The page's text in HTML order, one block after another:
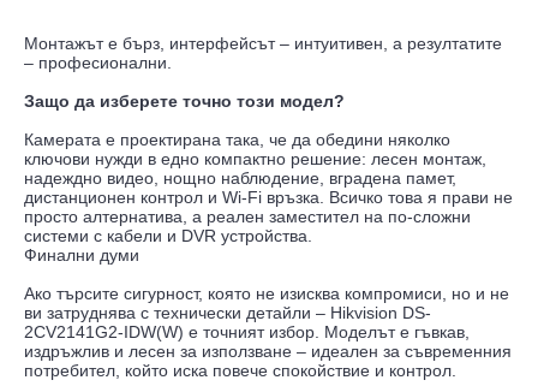
Монтажът е бърз, интерфейсът – интуитивен, а резултатите
– професионални.
Защо да изберете точно този модел?
Камерата е проектирана така, че да обедини няколко
ключови нужди в едно компактно решение: лесен монтаж,
надеждно видео, нощно наблюдение, вградена памет,
дистанционен контрол и Wi-Fi връзка. Всичко това я прави не
просто алтернатива, а реален заместител на по-сложни
системи с кабели и DVR устройства.
Финални думи
Ако търсите сигурност, която не изисква компромиси, но и не
ви затруднява с технически детайли – Hikvision DS-
2CV2141G2-IDW(W) е точният избор. Моделът е гъвкав,
издръжлив и лесен за използване – идеален за съвременния
потребител, който иска повече спокойствие и контрол.